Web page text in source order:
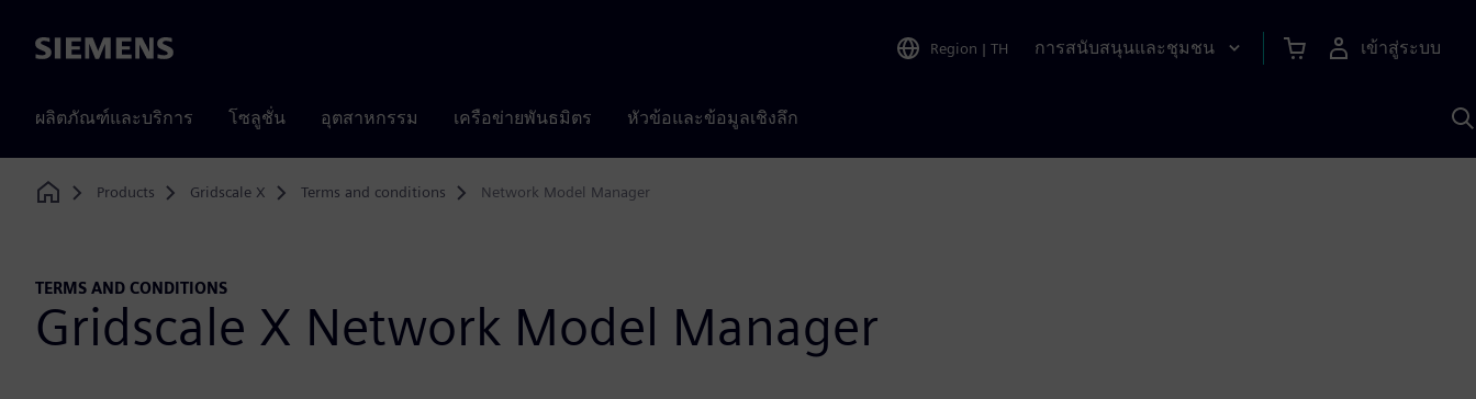
Siemens Region | TH การสนับสนุนและชุมชน เข้าสู่ระบบ
ผลิตภัณฑ์และบริการ โซลูชั่น อุตสาหกรรม เครือข่ายพันธมิตร หัวข้อและข้อมูลเชิงลึก
Home
Products Gridscale X Terms and conditions Network Model Manager
TERMS AND CONDITIONS
Gridscale X Network Model Manager